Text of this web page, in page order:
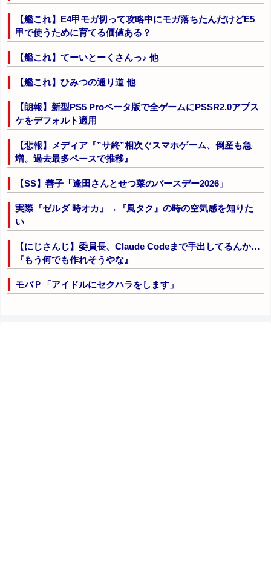
【艦これ】E4甲モガ切って攻略中にモガ落ちたんだけどE5
甲で使うために育てる価値ある？
【艦これ】てーいとーくさんっ♪ 他
【艦これ】ひみつの通り道 他
【朗報】新型PS5 Proベータ版で全ゲームにPSSR2.0アプス
ケをデフォルト適用
【悲報】メディア『”サ終”相次ぐスマホゲーム、倒産も急
増。過去最多ペースで推移』
【SS】善子「逢田さんとせつ菜のバースデー2026」
実際『ゼルダ 時オカ』→『風タク』の時の空気感を知りた
い
【にじさんじ】委員長、Claude Codeまで手出してるんか…
『もう何でも作れそうやな』
モバＰ「アイドルにセクハラをします」